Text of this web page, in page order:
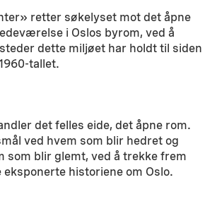
retter søkelyset mot det åpne
i Oslos byrom, ved å
dette miljøet har holdt til siden
tallet.
det felles eide, det åpne rom.
ved hvem som blir hedret og
som blir glemt, ved å trekke frem
eksponerte historiene om Oslo.